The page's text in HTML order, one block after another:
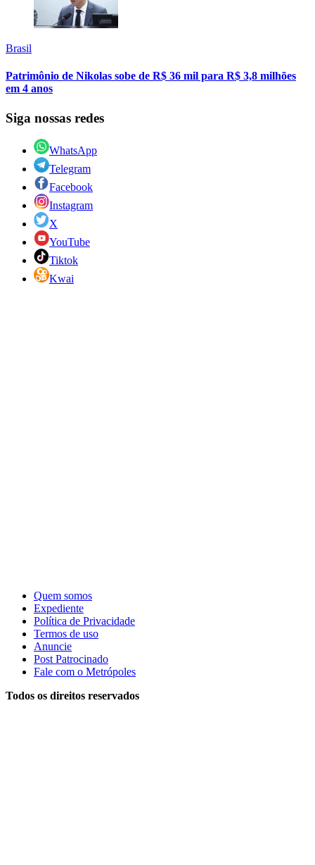
Brasil
Patrimônio de Nikolas sobe de R$ 36 mil para R$ 3,8 milhões
em 4 anos
Siga nossas redes
WhatsApp
Telegram
Facebook
Instagram
X
YouTube
Tiktok
Kwai
Quem somos
Expediente
Política de Privacidade
Termos de uso
Anuncie
Post Patrocinado
Fale com o Metrópoles
Todos os direitos reservados